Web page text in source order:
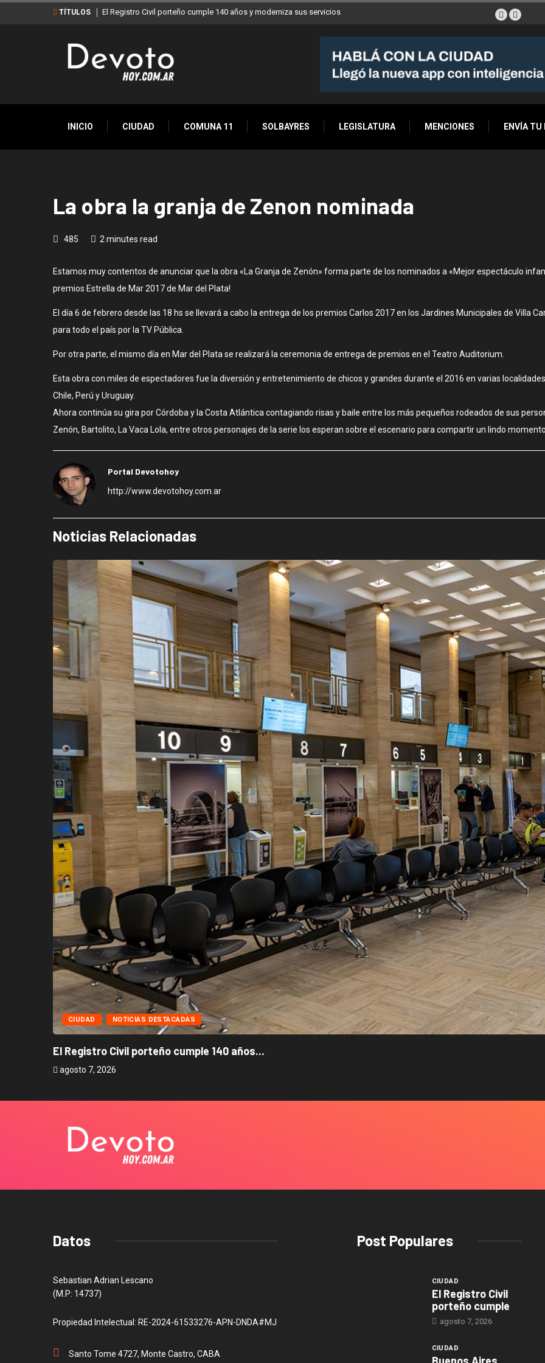
TÍTULOS El Registro Civil porteño cumple 140 años y moderniza sus servicios
INICIO CIUDAD COMUNA 11 SOLBAYRES LEGISLATURA MENCIONES ENVÍA TU
La obra la granja de Zenon nominada
485 2 minutes read
Estamos muy contentos de anunciar que la obra «La Granja de Zenón» forma parte de los nominados a «Mejor espectáculo
premios Estrella de Mar 2017 de Mar del Plata!
El día 6 de febrero desde las 18 hs se llevará a cabo la entrega de los premios Carlos 2017 en los Jardines Municipales de Villa
para todo el país por la TV Pública.
Por otra parte, el mismo día en Mar del Plata se realizará la ceremonia de entrega de premios en el Teatro Auditorium.
Esta obra con miles de espectadores fue la diversión y entretenimiento de chicos y grandes durante el 2016 en varias
Chile, Perú y Uruguay.
Ahora continúa su gira por Córdoba y la Costa Atlántica contagiando risas y baile entre los más pequeños rodeados de sus
Zenón, Bartolito, La Vaca Lola, entre otros personajes de la serie los esperan sobre el escenario para compartir un lindo
Portal Devotohoy
http://www.devotohoy.com.ar
Noticias Relacionadas
CIUDAD NOTICIAS DESTACADAS
El Registro Civil porteño cumple 140 años...
agosto 7, 2026
Datos
Sebastian Adrian Lescano
(M.P: 14737)
Propiedad Intelectual: RE-2024-61533276-APN-DNDA#MJ
Santo Tome 4727, Monte Castro, CABA
Post Populares
CIUDAD
El Registro Civil
porteño cumple
agosto 7, 2026
CIUDAD